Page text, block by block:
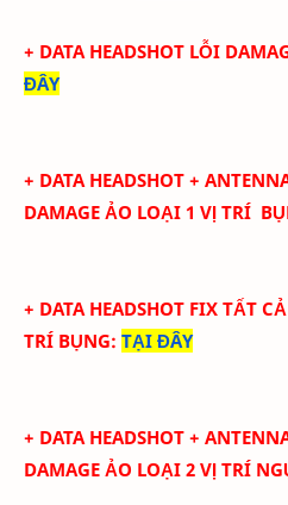
+ DATA HEADSHOT LỖI
ĐÂY
+ DATA HEADSHOT +
DAMAGE ẢO LOẠI 1 VỊ TRÍ
+ DATA HEADSHOT FIX TẤT CẢ
TRÍ BỤNG: TẠI ĐÂY
+ DATA HEADSHOT +
DAMAGE ẢO LOẠI 2 VỊ TRÍ